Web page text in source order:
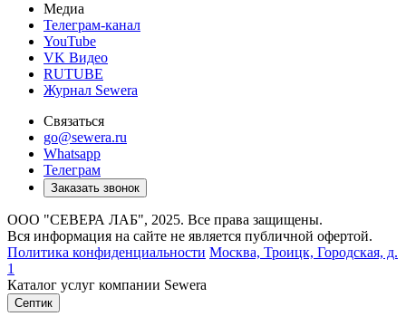
Медиа
Телеграм-канал
YouTube
VK Видео
RUTUBE
Журнал Sewera
Связаться
go@sewera.ru
Whatsapp
Телеграм
Заказать звонок
ООО "СЕВЕРА ЛАБ", 2025. Все права защищены.
Вся информация на сайте не является публичной офертой.
Политика конфиденциальности Москва, Троицк, Городская, д.
1
Каталог услуг компании Sewera
Септик